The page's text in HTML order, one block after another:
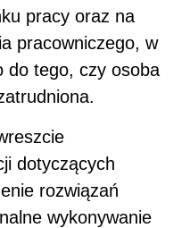
pracy oraz na
pracowniczego, w
do tego, czy osoba
dotyczących
rozwiązań
wykonywanie